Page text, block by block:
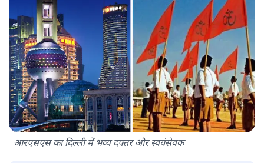
आरएसएस का दिल्ली में भव्य दफ्तर और स्वयंसेवक